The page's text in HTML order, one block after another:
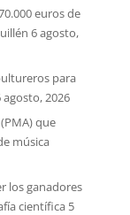
euros de
6 agosto,
para
agosto, 2026
que
música
los ganadores
científica 5